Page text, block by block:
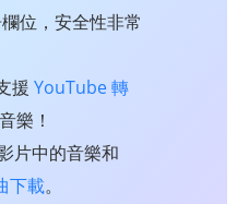
位，安全性非常
援 YouTube 轉
樂！
片中的音樂和
下載。